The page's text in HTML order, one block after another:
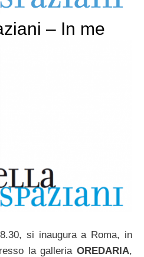
– In me
si inaugura a Roma, in
la galleria OREDARIA,